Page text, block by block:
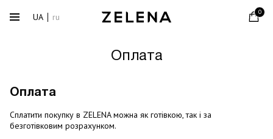
UA ru 0
Оплата
Оплата
Сплатити покупку в ZELENA можна як готівкою, так і за
безготівковим розрахунком.